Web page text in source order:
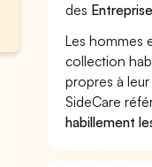
des
Les hommes
collection
propres à
SideCare
habillement